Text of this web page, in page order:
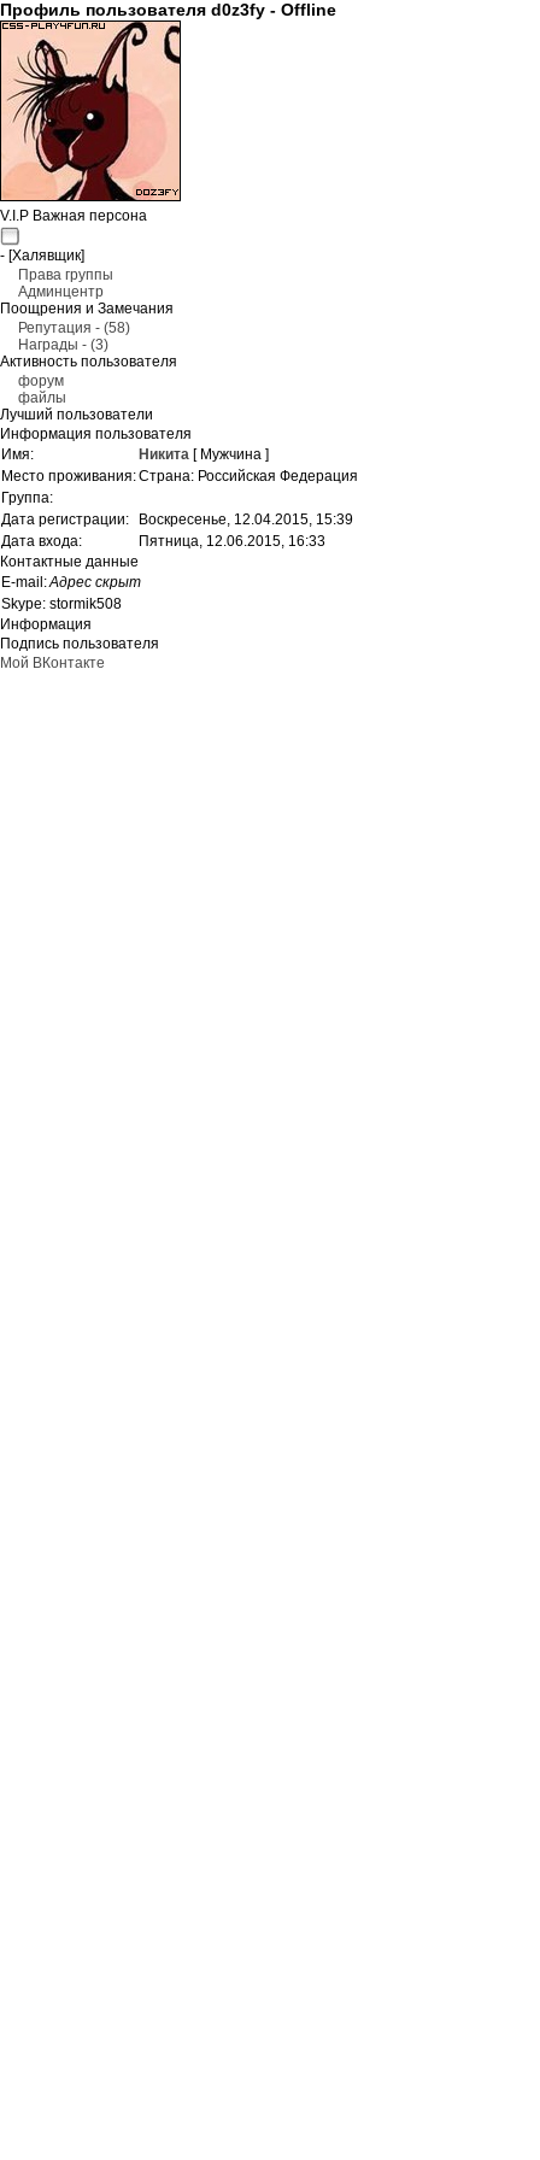
Профиль пользователя d0z3fy - Offline
V.I.P Важная персона
- [Халявщик]
Права группы
Админцентр
Поощрения и Замечания
Репутация - (58)
Награды - (3)
Активность пользователя
форум
файлы
Лучший пользователи
Информация пользователя
Имя:
Никита [ Мужчина ]
Место проживания:Страна: Российская Федерация
Группа:
Дата регистрации:
Воскресенье, 12.04.2015, 15:39
Дата входа:
Пятница, 12.06.2015, 16:33
Контактные данные
Е-mail:Адрес скрыт
Skype: stormik508
Информация
Подпись пользователя
Мой ВКонтакте